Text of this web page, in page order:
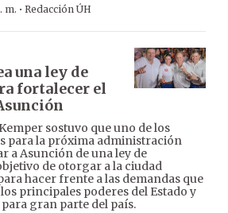
m. · Redacción ÚH
una ley de
fortalecer el
sostuvo que uno de los
para la próxima administración
a Asunción de una ley de
de otorgar a la ciudad
hacer frente a las demandas que
principales poderes del Estado y
gran parte del país.